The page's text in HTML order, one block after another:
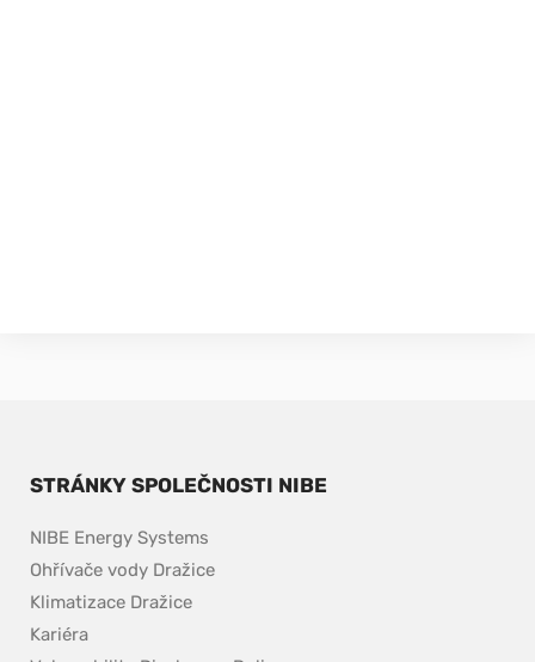
STRÁNKY SPOLEČNOSTI NIBE
NIBE Energy Systems
Ohřívače vody Dražice
Klimatizace Dražice
Kariéra